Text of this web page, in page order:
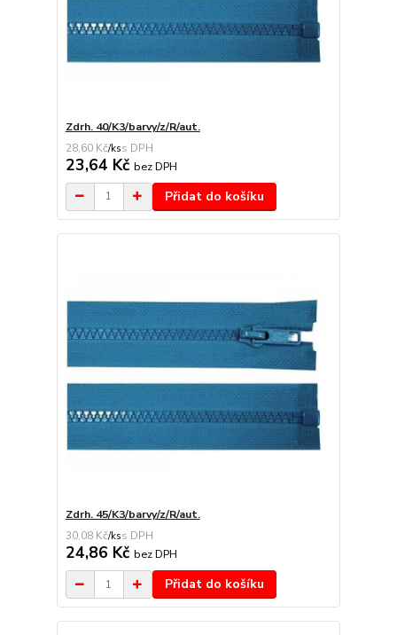
Zdrh. 40/K3/barvy/z/R/aut.
28,60 Kč/ks
23,64 Kč bez DPH
Přidat do košíku
Zdrh. 45/K3/barvy/z/R/aut.
30,08 Kč/ks
24,86 Kč bez DPH
Přidat do košíku